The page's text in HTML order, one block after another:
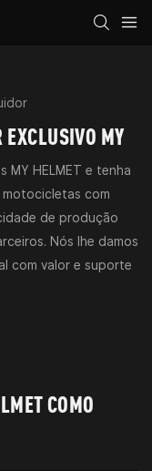
MY
HELMET e tenha
com
de produção
Nós lhe damos
com valor e suporte
COMO